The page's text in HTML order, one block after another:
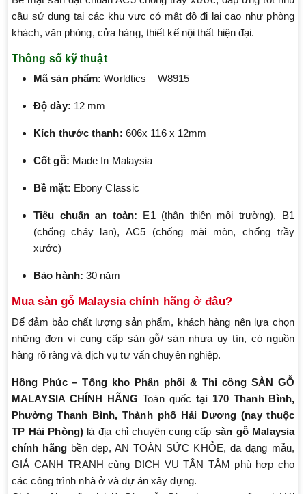
cầu sử dụng tại các khu vực có mật độ đi lại cao như phòng
khách, văn phòng, cửa hàng, thiết kế nội thất hiện đại.
Thông số kỹ thuật
Mã sản phẩm: Worldtics – W8915
Độ dày: 12 mm
Kích thước thanh: 606x 116 x 12mm
Cốt gỗ: Made In Malaysia
Bề mặt: Ebony Classic
Tiêu chuẩn an toàn: E1 (thân thiện môi trường), B1
(chống cháy lan), AC5 (chống mài mòn, chống trầy
xước)
Bảo hành: 30 năm
Mua sàn gỗ Malaysia chính hãng ở đâu?
Để đảm bảo chất lượng sản phẩm, khách hàng nên lựa chọn
những đơn vị cung cấp sàn gỗ/ sàn nhựa uy tín, có nguồn
hàng rõ ràng và dịch vụ tư vấn chuyên nghiệp.
Hồng Phúc – Tổng kho Phân phối & Thi công SÀN GỖ
MALAYSIA CHÍNH HÃNG Toàn quốc tại 170 Thanh Bình,
Phường Thanh Bình, Thành phố Hải Dương (nay thuộc
TP Hải Phòng) là địa chỉ chuyên cung cấp sàn gỗ Malaysia
chính hãngbền đẹp, AN TOÀN SỨC KHỎE, đa dạng mẫu,
GIÁ CẠNH TRANH cùng DỊCH VỤ TẬN TÂM phù hợp cho
các công trình nhà ở và dự án xây dựng.